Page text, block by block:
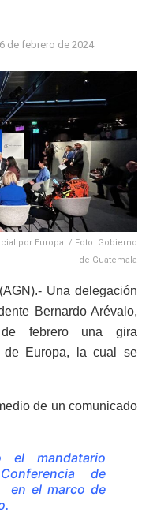
de febrero de 2024
por Europa. / Foto: Gobierno
de Guatemala
Una delegación
Bernardo Arévalo,
febrero una gira
de Europa, la cual se
de un comunicado
mandatario
de
en el marco de